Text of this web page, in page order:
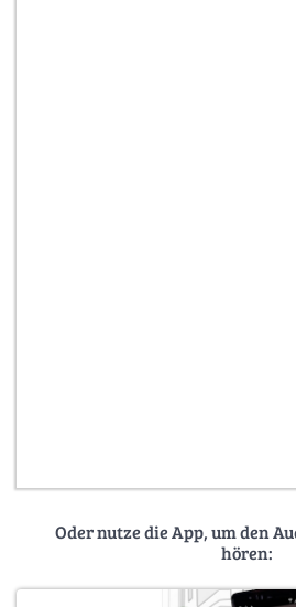
Oder nutze die App, um den
hören: